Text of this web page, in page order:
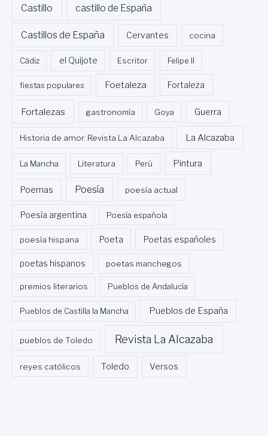
Castillo castillo de España
Castillos de España Cervantes cocina
Cádiz el Quijote Escritor Felipe II
fiestas populares Foetaleza Fortaleza
Fortalezas gastronomía Goya Guerra
Historia de amor. Revista La Alcazaba La Alcazaba
La Mancha Literatura Perú Pintura
Poemas Poesía poesía actual
Poesía argentina Poesía española
poesía hispana Poeta Poetas españoles
poetas hispanos poetas manchegos
premios literarios Pueblos de Andalucía
Pueblos de Castilla la Mancha Pueblos de España
pueblos de Toledo Revista La Alcazaba
reyes católicos Toledo Versos